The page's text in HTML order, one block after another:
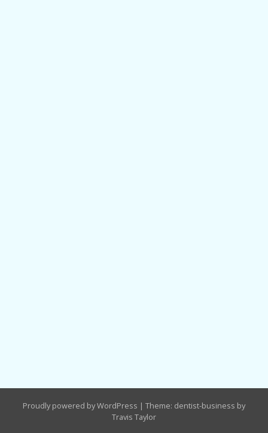
Proudly powered by WordPress | Theme: dentist-business by
Travis Taylor